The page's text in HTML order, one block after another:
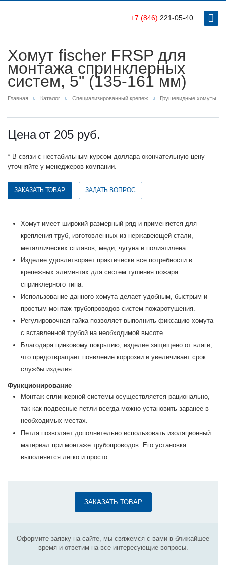
+7 (846) 221-05-40
Хомут fischer FRSP для
монтажа спринклерных
систем, 5" (135-161 мм)
Главная Каталог Специализированный крепеж Грушевидные хомуты
Цена от 205 руб.
* В связи с нестабильным курсом доллара окончательную цену
уточняйте у менеджеров компании.
ЗАКАЗАТЬ ТОВАР ЗАДАТЬ ВОПРОС
Хомут имеет широкий размерный ряд и применяется для
крепления труб, изготовленных из нержавеющей стали,
металлических сплавов, меди, чугуна и полиэтилена.
Изделие удовлетворяет практически все потребности в
крепежных элементах для систем тушения пожара
спринклерного типа.
Использование данного хомута делает удобным, быстрым и
простым монтаж трубопроводов систем пожаротушения.
Регулировочная гайка позволяет выполнить фиксацию хомута
с вставленной трубой на необходимой высоте.
Благодаря цинковому покрытию, изделие защищено от влаги,
что предотвращает появление коррозии и увеличивает срок
службы изделия.
Функционирование
Монтаж сплинкерной системы осуществляется рационально,
так как подвесные петли всегда можно установить заранее в
необходимых местах.
Петля позволяет дополнительно использовать изоляционный
материал при монтаже трубопроводов. Его установка
выполняется легко и просто.
ЗАКАЗАТЬ ТОВАР
Оформите заявку на сайте, мы свяжемся с вами в ближайшее
время и ответим на все интересующие вопросы.